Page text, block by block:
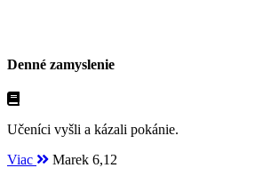
Denné zamyslenie
Učeníci vyšli a kázali pokánie.
Viac
Marek 6,12